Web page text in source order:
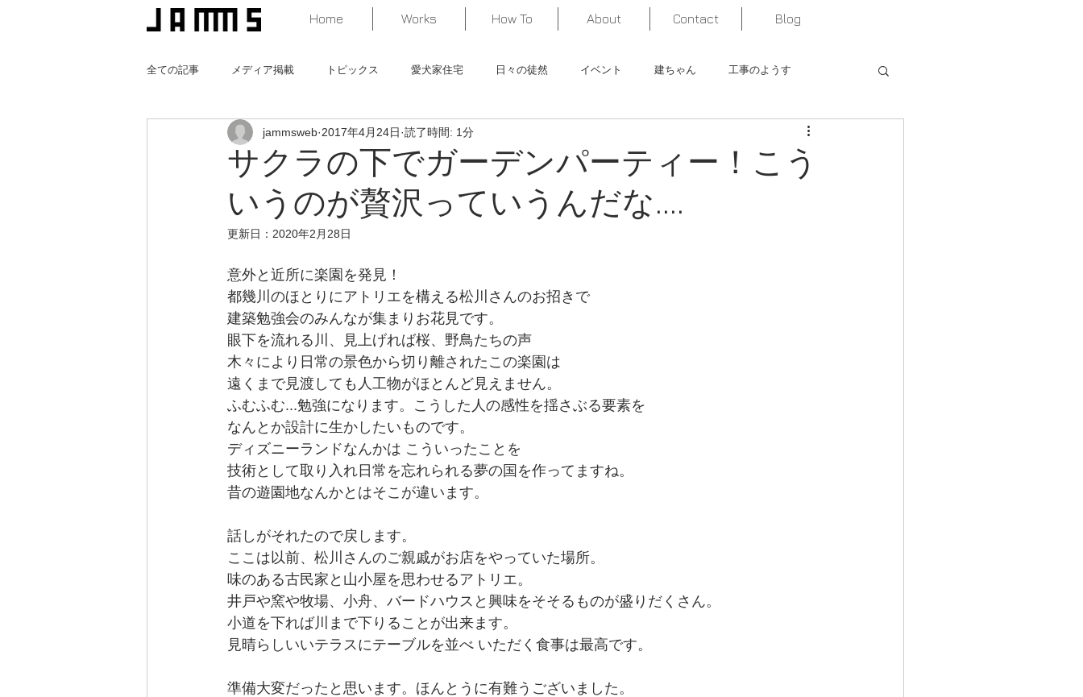
Home Works How To About Contact Blog
全ての記事 メディア掲載 トピックス 愛犬家住宅 日々の徒然 イベント 建ちゃん 工事のようす
猫と暮らす家 みんなの遊び場つくってみた！ 作品紹介
サクラの下でガーデンパーティー！こう
いうのが贅沢っていうんだな....
jammsweb 2017年4月24日 読了時間: 1分
更新日： 2020年2月28日
意外と近所に楽園を発見！
都幾川のほとりにアトリエを構える松川さんのお招きで
建築勉強会のみんなが集まりお花見です。
眼下を流れる川、見上げれば桜、野鳥たちの声
木々により日常の景色から切り離されたこの楽園は
遠くまで見渡しても人工物がほとんど見えません。
ふむふむ...勉強になります。こうした人の感性を揺さぶる要素を
なんとか設計に生かしたいものです。
ディズニーランドなんかは こういったことを
技術として取り入れ日常を忘れられる夢の国を作ってますね。
昔の遊園地なんかとはそこが違います。
話しがそれたので戻します。
ここは以前、松川さんのご親戚がお店をやっていた場所。
味のある古民家と山小屋を思わせるアトリエ。
井戸や窯や牧場、小舟、バードハウスと興味をそそるものが盛りだくさん。
小道を下れば川まで下りることが出来ます。
見晴らしいいテラスにテーブルを並べ いただく食事は最高です。
準備大変だったと思います。ほんとうに有難うございました。